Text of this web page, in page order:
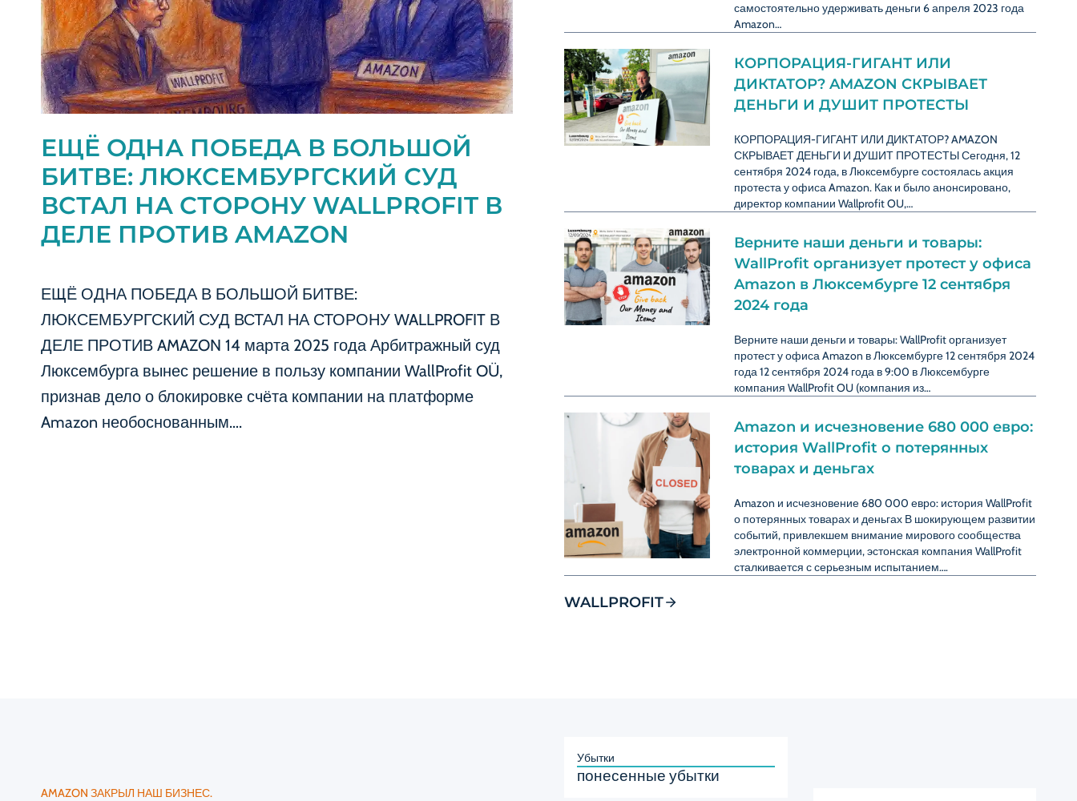
ЕЩЁ ОДНА ПОБЕДА В БОЛЬШОЙ
БИТВЕ: ЛЮКСЕМБУРГСКИЙ СУД
ВСТАЛ НА СТОРОНУ WALLPROFIT В
ДЕЛЕ ПРОТИВ AMAZON
ЕЩЁ ОДНА ПОБЕДА В БОЛЬШОЙ БИТВЕ:
ЛЮКСЕМБУРГСКИЙ СУД ВСТАЛ НА СТОРОНУ WALLPROFIT В
ДЕЛЕ ПРОТИВ AMAZON 14 марта 2025 года Арбитражный суд
Люксембурга вынес решение в пользу компании WallProfit OÜ,
признав дело о блокировке счёта компании на платформе
Amazon необоснованным….
самостоятельно удерживать деньги 6 апреля 2023 года
Amazon…
КОРПОРАЦИЯ-ГИГАНТ ИЛИ
ДИКТАТОР? AMAZON СКРЫВАЕТ
ДЕНЬГИ И ДУШИТ ПРОТЕСТЫ
КОРПОРАЦИЯ-ГИГАНТ ИЛИ ДИКТАТОР? AMAZON
СКРЫВАЕТ ДЕНЬГИ И ДУШИТ ПРОТЕСТЫ Сегодня, 12
сентября 2024 года, в Люксембурге состоялась акция
протеста у офиса Amazon. Как и было анонсировано,
директор компании Wallprofit OU,…
Верните наши деньги и товары:
WallProfit организует протест у офиса
Amazon в Люксембурге 12 сентября
2024 года
Верните наши деньги и товары: WallProfit организует
протест у офиса Amazon в Люксембурге 12 сентября 2024
года 12 сентября 2024 года в 9:00 в Люксембурге
компания WallProfit OU (компания из…
Amazon и исчезновение 680 000 евро:
история WallProfit о потерянных
товарах и деньгах
Amazon и исчезновение 680 000 евро: история WallProfit
о потерянных товарах и деньгах В шокирующем развитии
событий, привлекшем внимание мирового сообщества
электронной коммерции, эстонская компания WallProfit
сталкивается с серьезным испытанием….
WALLPROFIT
AMAZON ЗАКРЫЛ НАШ БИЗНЕС.
Убытки
понесенные убытки